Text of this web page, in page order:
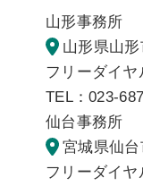
山形事務所
山形県山
フリーダイ
TEL：023-
仙台事務所
宮城県仙
フリーダイ